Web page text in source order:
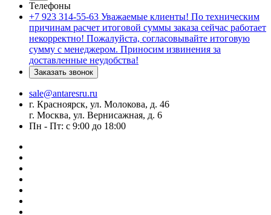
Телефоны
+7 923 314-55-63 Уважаемые клиенты! По техническим
причинам расчет итоговой суммы заказа сейчас работает
некорректно! Пожалуйста, согласовывайте итоговую
сумму с менеджером. Приносим извинения за
доставленные неудобства!
Заказать звонок
sale@antaresru.ru
г. Красноярск, ул. Молокова, д. 46
г. Москва, ул. Вернисажная, д. 6
Пн - Пт: с 9:00 до 18:00